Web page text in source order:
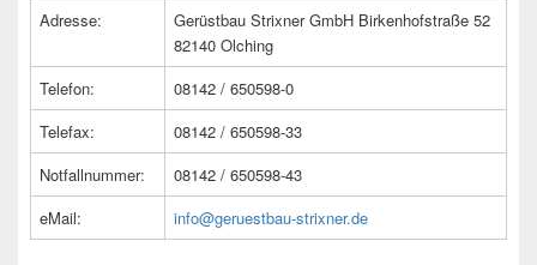
Adresse:
Gerüstbau Strixner GmbH Birkenhofstraße 52
82140 Olching
Telefon:
08142 / 650598-0
Telefax:
08142 / 650598-33
Notfallnummer:
08142 / 650598-43
eMail:
info@geruestbau-strixner.de